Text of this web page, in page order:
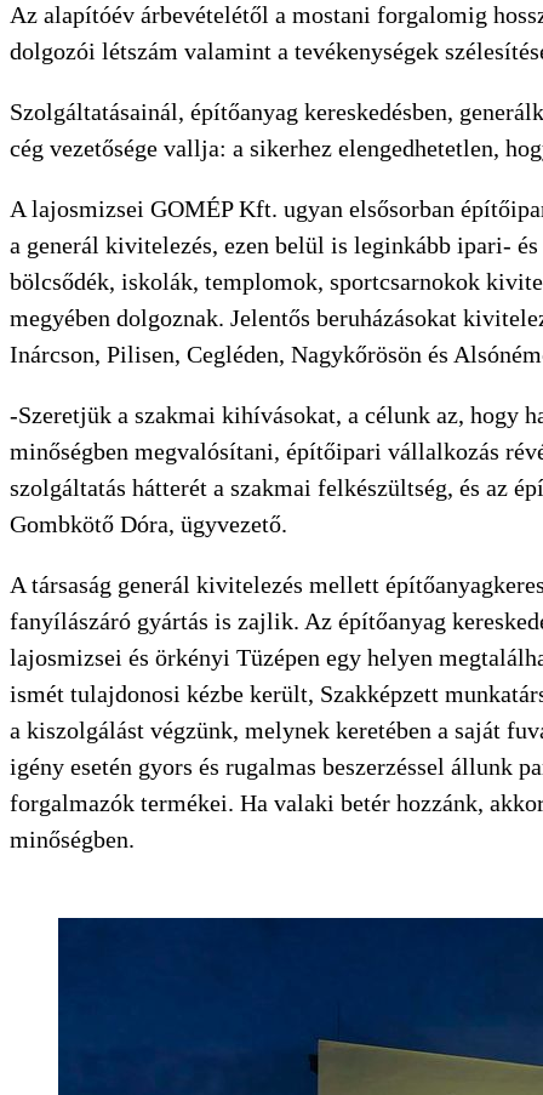
Az alapítóév árbevételétől a mostani forgalomig
dolgozói létszám valamint a tevékenységek
Szolgáltatásainál, építőanyag kereskedésben,
cég vezetősége vallja: a sikerhez elengedhetetlen,
A lajosmizsei GOMÉP Kft. ugyan elsősorban
a generál kivitelezés, ezen belül is leginkább ipari-
bölcsődék, iskolák, templomok, sportcsarnokok
megyében dolgoznak. Jelentős beruházásokat
Inárcson, Pilisen, Cegléden, Nagykőrösön és
-Szeretjük a szakmai kihívásokat, a célunk az, hogy
minőségben megvalósítani, építőipari vállalkozás
szolgáltatás hátterét a szakmai felkészültség, és az
Gombkötő Dóra, ügyvezető.
A társaság generál kivitelezés mellett
fanyílászáró gyártás is zajlik. Az építőanyag
lajosmizsei és örkényi Tüzépen egy helyen
ismét tulajdonosi kézbe került, Szakképzett
a kiszolgálást végzünk, melynek keretében a saját
igény esetén gyors és rugalmas beszerzéssel állunk
forgalmazók termékei. Ha valaki betér hozzánk,
minőségben.